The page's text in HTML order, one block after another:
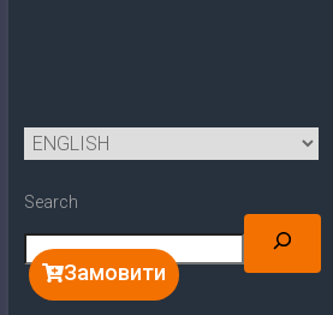
Замовити
Search